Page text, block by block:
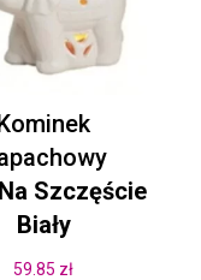
Szczęście
Biały
59.85 zł